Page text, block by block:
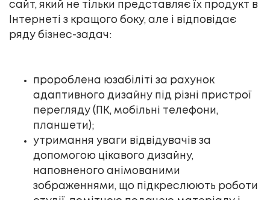
сайт, який не тільки представляє їх продукт в
Інтернеті з кращого боку, але і відповідає
ряду бізнес-задач:
пророблена юзабіліті за рахунок
адаптивного дизайну під різні пристрої
перегляду (ПК, мобільні телефони,
планшети);
утримання уваги відвідувачів за
допомогою цікавого дизайну,
наповненого анімованими
зображеннями, що підкреслюють роботи